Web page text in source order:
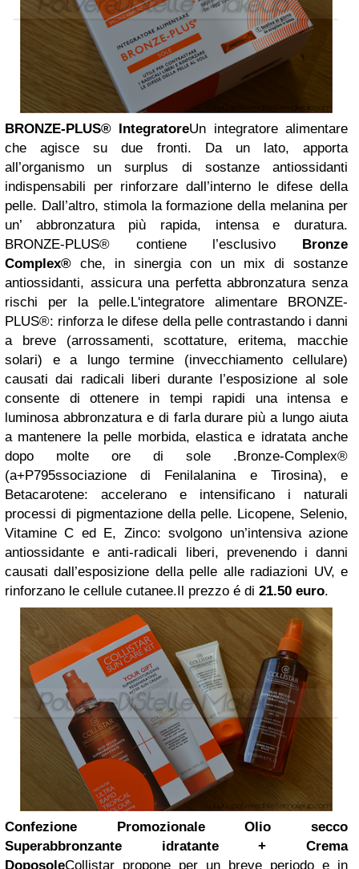
BRONZE-PLUS® IntegratoreUn integratore alimentare
che agisce su due fronti. Da un lato, apporta
all’organismo un surplus di sostanze antiossidanti
indispensabili per rinforzare dall’interno le difese della
pelle. Dall’altro, stimola la formazione della melanina per
un’ abbronzatura più rapida, intensa e duratura.
BRONZE-PLUS® contiene l’esclusivo Bronze
Complex® che, in sinergia con un mix di sostanze
antiossidanti, assicura una perfetta abbronzatura senza
rischi per la pelle.L'integratore alimentare BRONZE-
PLUS®: rinforza le difese della pelle contrastando i danni
a breve (arrossamenti, scottature, eritema, macchie
solari) e a lungo termine (invecchiamento cellulare)
causati dai radicali liberi durante l’esposizione al sole
consente di ottenere in tempi rapidi una intensa e
luminosa abbronzatura e di farla durare più a lungo aiuta
a mantenere la pelle morbida, elastica e idratata anche
dopo molte ore di sole .Bronze-Complex®
(a+P795ssociazione di Fenilalanina e Tirosina), e
Betacarotene: accelerano e intensificano i naturali
processi di pigmentazione della pelle. Licopene, Selenio,
Vitamine C ed E, Zinco: svolgono un’intensiva azione
antiossidante e anti-radicali liberi, prevenendo i danni
causati dall’esposizione della pelle alle radiazioni UV, e
rinforzano le cellule cutanee.Il prezzo é di 21.50 euro.
Confezione Promozionale Olio secco
Superabbronzante idratante + Crema
DoposoleCollistar propone per un breve periodo e in